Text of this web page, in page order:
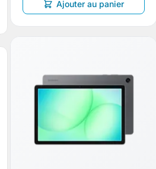
Ajouter au panier